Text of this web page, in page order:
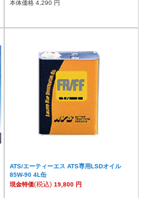
本体価格 4,290 円
ATS/エーティーエス ATS専用LSDオイル
85W-90 4L缶
現金特価(税込) 19,800 円